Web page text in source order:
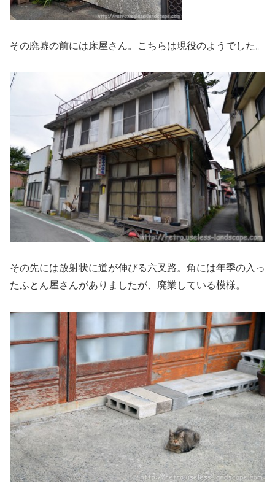
その廃墟の前には床屋さん。こちらは現役のようでした。
その先には放射状に道が伸びる六叉路。角には年季の入っ
たふとん屋さんがありましたが、廃業している模様。